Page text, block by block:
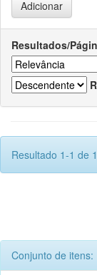
Resultados/
Resultado 1-1 de
Conjunto de itens: